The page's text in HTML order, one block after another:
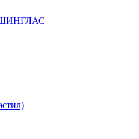
ШИНГЛАС